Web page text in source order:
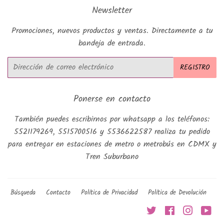
Newsletter
Promociones, nuevos productos y ventas. Directamente a tu
bandeja de entrada.
Correo
electrónico
REGISTRO
Ponerse en contacto
También puedes escribirnos por whatsapp a los teléfonos:
5521179269, 5515700516 y 5536622587 realiza tu pedido
para entregar en estaciones de metro o metrobús en CDMX y
Tren Suburbano
Búsqueda Contacto Política de Privacidad Política de Devolución
Twitter Facebook